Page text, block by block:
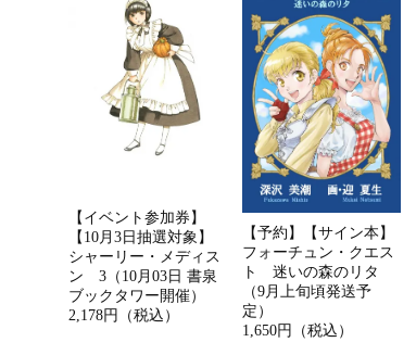
【イベント参加券】
【10月3日抽選対象】
シャーリー・メディス
ン 3（10月03日 書泉
ブックタワー開催）
2,178円（税込）
【予約】【サイン本】
フォーチュン・クエス
ト 迷いの森のリタ
（9月上旬頃発送予
定）
1,650円（税込）